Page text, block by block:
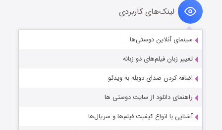
لینک‌های کاربردی
سینمای آنلاین دوستی‌ها
تغییر زبان فیلم‌های دو زبانه
اضافه کردن صدای دوبله به ویدئو
راهنمای دانلود از سایت دوستی ها
آشنایی با انواع کیفیت فیلم‌ها و سریال‌ها